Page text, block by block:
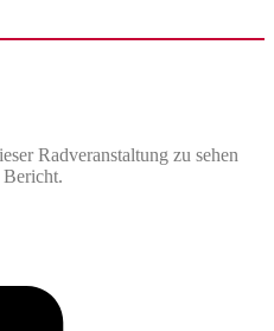
Radveranstaltung zu sehen